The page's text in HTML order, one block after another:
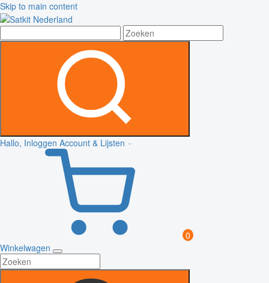
Skip to main content
Hallo, Inloggen Account & Lijsten
0
Winkelwagen